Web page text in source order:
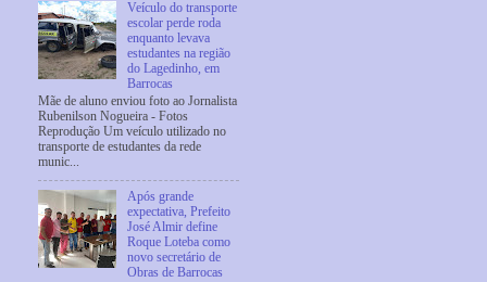
Veículo do transporte
escolar perde roda
enquanto levava
estudantes na região
do Lagedinho, em
Barrocas
Mãe de aluno enviou foto ao Jornalista
Rubenilson Nogueira - Fotos
Reprodução Um veículo utilizado no
transporte de estudantes da rede
munic...
Após grande
expectativa, Prefeito
José Almir define
Roque Loteba como
novo secretário de
Obras de Barrocas